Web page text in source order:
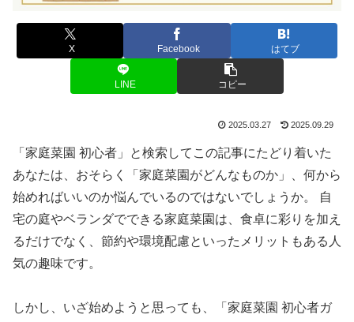
X Facebook はてブ
LINE コピー
2025.03.27 2025.09.29
「家庭菜園 初心者」と検索してこの記事にたどり着いた
あなたは、おそらく「家庭菜園がどんなものか」、何から
始めればいいのか悩んでいるのではないでしょうか。 自
宅の庭やベランダでできる家庭菜園は、食卓に彩りを加え
るだけでなく、節約や環境配慮といったメリットもある人
気の趣味です。
しかし、いざ始めようと思っても、「家庭菜園 初心者ガ